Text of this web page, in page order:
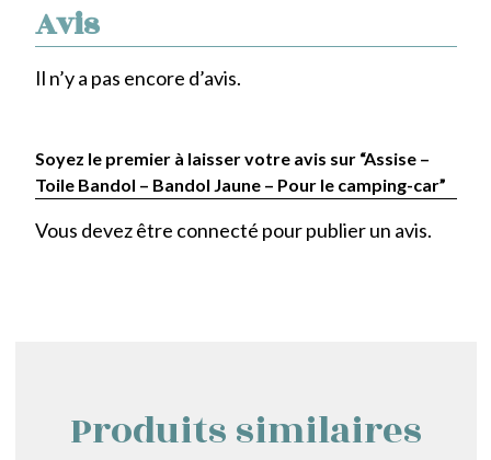
Avis
Il n’y a pas encore d’avis.
Soyez le premier à laisser votre avis sur “Assise –
Toile Bandol – Bandol Jaune – Pour le camping-car”
Vous devez être connecté pour publier un avis.
Produits similaires